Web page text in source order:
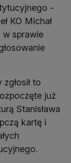
-
KO Michał
w sprawie
to
już
Stanisława
kartę i